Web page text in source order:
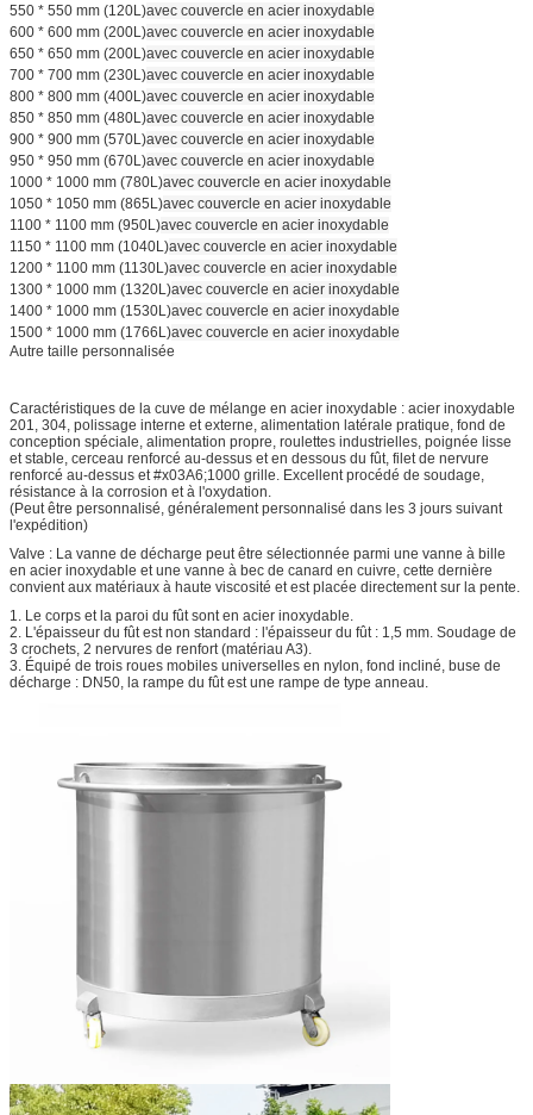
550 * 550 mm (120L)avec couvercle en acier inoxydable
600 * 600 mm (200L)avec couvercle en acier inoxydable
650 * 650 mm (200L)avec couvercle en acier inoxydable
700 * 700 mm (230L)avec couvercle en acier inoxydable
800 * 800 mm (400L)avec couvercle en acier inoxydable
850 * 850 mm (480L)avec couvercle en acier inoxydable
900 * 900 mm (570L)avec couvercle en acier inoxydable
950 * 950 mm (670L)avec couvercle en acier inoxydable
1000 * 1000 mm (780L)avec couvercle en acier inoxydable
1050 * 1050 mm (865L)avec couvercle en acier inoxydable
1100 * 1100 mm (950L)avec couvercle en acier inoxydable
1150 * 1100 mm (1040L)avec couvercle en acier inoxydable
1200 * 1100 mm (1130L)avec couvercle en acier inoxydable
1300 * 1000 mm (1320L)avec couvercle en acier inoxydable
1400 * 1000 mm (1530L)avec couvercle en acier inoxydable
1500 * 1000 mm (1766L)avec couvercle en acier inoxydable
Autre taille personnalisée
Caractéristiques de la cuve de mélange en acier inoxydable : acier inoxydable
201, 304, polissage interne et externe, alimentation latérale pratique, fond de
conception spéciale, alimentation propre, roulettes industrielles, poignée lisse
et stable, cerceau renforcé au-dessus et en dessous du fût, filet de nervure
renforcé au-dessus et #x03A6;1000 grille. Excellent procédé de soudage,
résistance à la corrosion et à l'oxydation.
(Peut être personnalisé, généralement personnalisé dans les 3 jours suivant
l'expédition)
Valve : La vanne de décharge peut être sélectionnée parmi une vanne à bille
en acier inoxydable et une vanne à bec de canard en cuivre, cette dernière
convient aux matériaux à haute viscosité et est placée directement sur la pente.
1. Le corps et la paroi du fût sont en acier inoxydable.
2. L'épaisseur du fût est non standard : l'épaisseur du fût : 1,5 mm. Soudage de
3 crochets, 2 nervures de renfort (matériau A3).
3. Équipé de trois roues mobiles universelles en nylon, fond incliné, buse de
décharge : DN50, la rampe du fût est une rampe de type anneau.